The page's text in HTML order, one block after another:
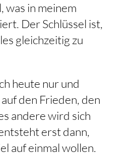
was in meinem
Der Schlüssel ist,
gleichzeitig zu
heute nur und
den Frieden, den
andere wird sich
erst dann,
auf einmal wollen.